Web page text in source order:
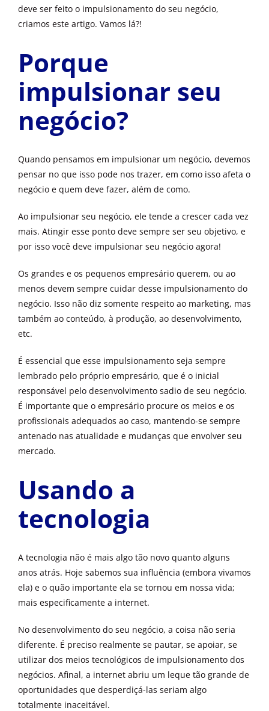
deve ser feito o impulsionamento do seu negócio,
criamos este artigo. Vamos lá?!
Porque
impulsionar seu
negócio?
Quando pensamos em impulsionar um negócio, devemos
pensar no que isso pode nos trazer, em como isso afeta o
negócio e quem deve fazer, além de como.
Ao impulsionar seu negócio, ele tende a crescer cada vez
mais. Atingir esse ponto deve sempre ser seu objetivo, e
por isso você deve impulsionar seu negócio agora!
Os grandes e os pequenos empresário querem, ou ao
menos devem sempre cuidar desse impulsionamento do
negócio. Isso não diz somente respeito ao marketing, mas
também ao conteúdo, à produção, ao desenvolvimento,
etc.
É essencial que esse impulsionamento seja sempre
lembrado pelo próprio empresário, que é o inicial
responsável pelo desenvolvimento sadio de seu negócio.
É importante que o empresário procure os meios e os
profissionais adequados ao caso, mantendo-se sempre
antenado nas atualidade e mudanças que envolver seu
mercado.
Usando a
tecnologia
A tecnologia não é mais algo tão novo quanto alguns
anos atrás. Hoje sabemos sua influência (embora vivamos
ela) e o quão importante ela se tornou em nossa vida;
mais especificamente a internet.
No desenvolvimento do seu negócio, a coisa não seria
diferente. É preciso realmente se pautar, se apoiar, se
utilizar dos meios tecnológicos de impulsionamento dos
negócios. Afinal, a internet abriu um leque tão grande de
oportunidades que desperdiçá-las seriam algo
totalmente inaceitável.